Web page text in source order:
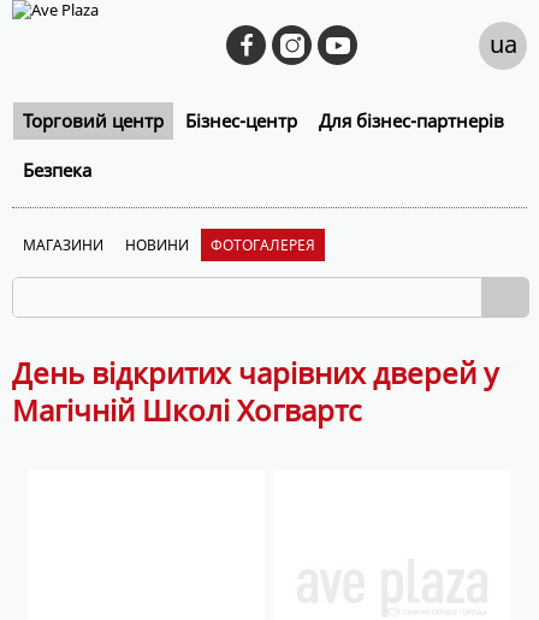
Торговий центр Бізнес-центр Для бізнес-партнерів
Безпека
ua
МАГАЗИНИ НОВИНИ ФОТОГАЛЕРЕЯ
День відкритих чарівних дверей у
Магічній Школі Хогвартс